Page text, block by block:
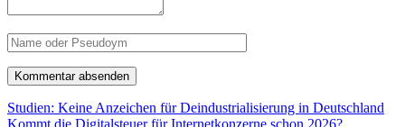
Studien: Keine Anzeichen für Deindustrialisierung in Deutschland